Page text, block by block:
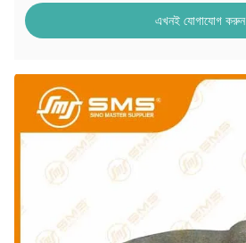
এখনই যোগাযোগ করুন